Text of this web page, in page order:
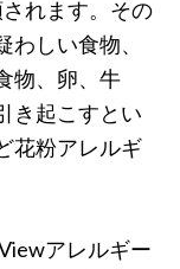
れます。その
しい食物、
物、卵、牛
き起こすとい
花粉アレルギ
アレルギー